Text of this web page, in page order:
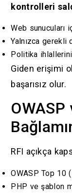
kontrolleri
Web sunucuları
Yalnızca
Politika
Giden erişimi
başarısız olur.
RFI açıkça
OWASP Top 10
PHP ve şablon